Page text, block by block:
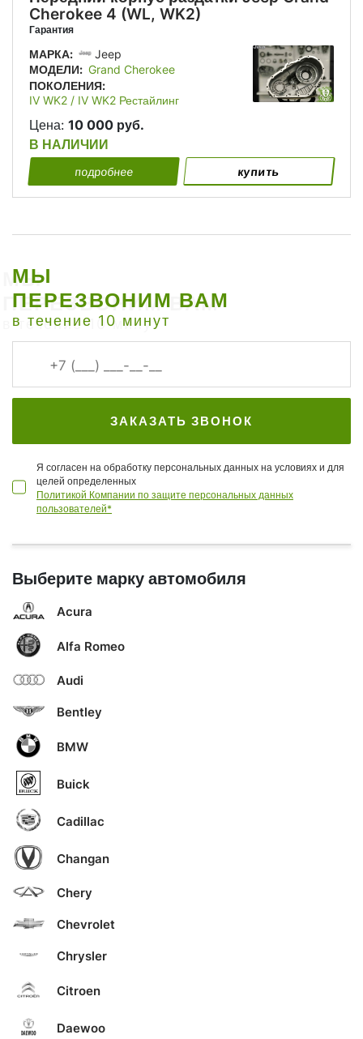
Cherokee 4 (WL, WK2)
Гарантия
МАРКА:
Jeep
МОДЕЛИ: Grand Cherokee
ПОКОЛЕНИЯ:
IV WK2 / IV WK2 Рестайлинг
Цена: 10 000 руб.
В НАЛИЧИИ
подробнее купить
МЫ
ПЕРЕЗВОНИМ ВАМ
в течение 10 минут
ЗАКАЗАТЬ ЗВОНОК
Я согласен на обработку персональных данных на условиях и для
целей определенных
Политикой Компании по защите персональных данных
пользователей*
Выберите марку автомобиля
Acura
Alfa Romeo
Audi
Bentley
BMW
Buick
Cadillac
Changan
Chery
Chevrolet
Chrysler
Citroen
Daewoo